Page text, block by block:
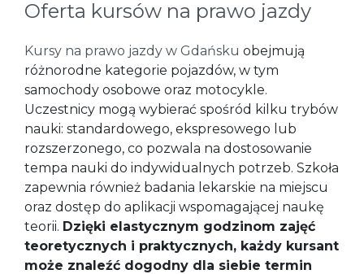
Oferta kursów na prawo jazdy
Kursy na prawo jazdy w Gdańsku obejmują
różnorodne kategorie pojazdów, w tym
samochody osobowe oraz motocykle.
Uczestnicy mogą wybierać spośród kilku trybów
nauki: standardowego, ekspresowego lub
rozszerzonego, co pozwala na dostosowanie
tempa nauki do indywidualnych potrzeb. Szkoła
zapewnia również badania lekarskie na miejscu
oraz dostęp do aplikacji wspomagającej naukę
teorii. Dzięki elastycznym godzinom zajęć
teoretycznych i praktycznych, każdy kursant
może znaleźć dogodny dla siebie termin